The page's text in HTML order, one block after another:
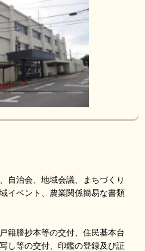
自治会、地域会議、まちづくり
イベント、農業関係簡易な書類
籍謄抄本等の交付、住民基本台
し等の交付、印鑑の登録及び証